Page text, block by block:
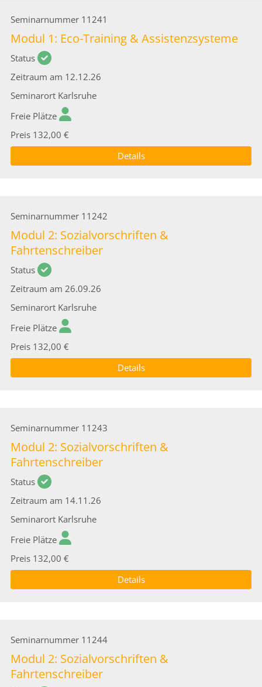
Seminarnummer 11241
Modul 1: Eco-Training & Assistenzsysteme
Status
Zeitraum am 12.12.26
Seminarort Karlsruhe
Freie Plätze
Preis 132,00 €
Details
Seminarnummer 11242
Modul 2: Sozialvorschriften &
Fahrtenschreiber
Status
Zeitraum am 26.09.26
Seminarort Karlsruhe
Freie Plätze
Preis 132,00 €
Details
Seminarnummer 11243
Modul 2: Sozialvorschriften &
Fahrtenschreiber
Status
Zeitraum am 14.11.26
Seminarort Karlsruhe
Freie Plätze
Preis 132,00 €
Details
Seminarnummer 11244
Modul 2: Sozialvorschriften &
Fahrtenschreiber